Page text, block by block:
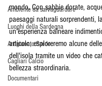
Ambiente da salvaguardare
Luoghi della Sardegna
Artigianato Sardo
Cagliari Calcio
Documentari
mondo. Con sabbie dorate,
paesaggi naturali sorprendenti,
un'esperienza balneare
articolo, esploreremo alcune
dell'isola tramite un video che
bellezza straordinaria.